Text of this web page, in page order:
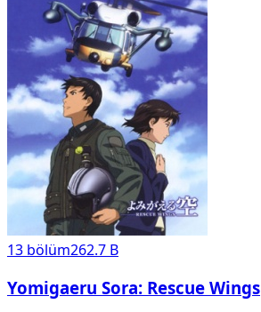
13 bölüm262.7 B
Yomigaeru Sora: Rescue Wings